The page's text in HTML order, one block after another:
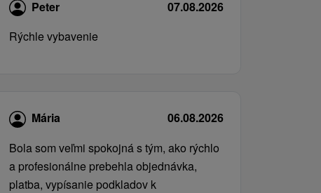
Peter
07.08.2026
Rýchle vybavenie
Mária
06.08.2026
Bola som veľmi spokojná s tým, ako rýchlo
a profesionálne prebehla objednávka,
platba, vypísanie podkladov k